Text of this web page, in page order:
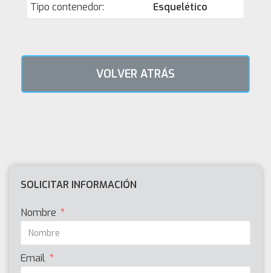
Tipo contenedor:
Esquelético
VOLVER ATRÁS
SOLICITAR INFORMACIÓN
Nombre
Email